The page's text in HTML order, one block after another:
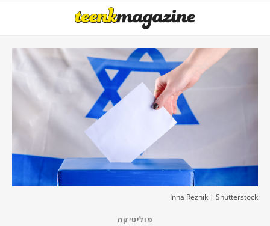
Inna Reznik | Shutterstock
פוליטיקה